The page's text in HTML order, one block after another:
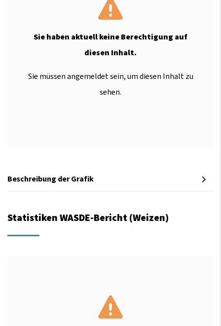
Sie haben aktuell keine Berechtigung auf
diesen Inhalt.
Sie müssen angemeldet sein, um diesen Inhalt zu
sehen.
Beschreibung der Grafik
Statistiken WASDE-Bericht (Weizen)